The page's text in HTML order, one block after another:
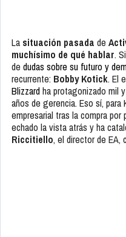
La situación pasada de
muchísimo de qué hablar.
de dudas sobre su futuro y
recurrente: Bobby Kotick. El
Blizzardha protagonizado mil
años de gerencia. Eso sí, para
empresarial tras la compra
echado la vista atrás y ha
Riccitiello, el director de EA,